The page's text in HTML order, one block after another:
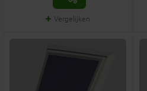
Vergelijken